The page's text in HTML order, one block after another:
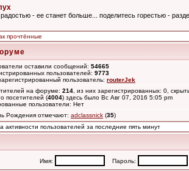
- ее станет больше... поделитесь горестью -
прочтённые
оставили сообщений: 54665
пользователей: 9773
пользователь: routerJek
на форуме: 214 , из них зарегистрированных: 0,
посетителей (4004) здесь было Вс Авг 07, 2016 5:05 pm
пользователи: Нет
Рождения отмечают: adclassnick (35)
пользователей за последние пять минут
Имя: Пароль: